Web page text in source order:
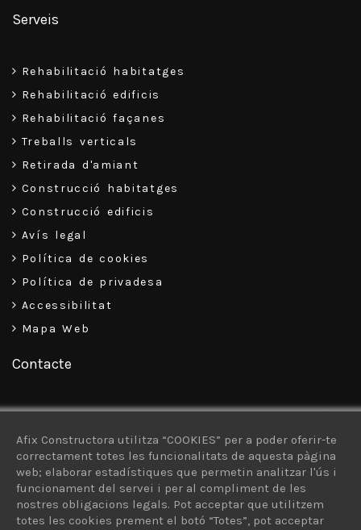
Serveis
Rehabilitació habitatges
Rehabilitació edificis
Rehabilitació façanes
Treballs verticals
Retirada d'amiant
Construcció habitatges
Construcció edificis
Avís legal
Política de cookies
Política de privadesa
Accessibilitat
Mapa Web
Contacte
C\ Pizarro, 34-38, Baixos – 08302 – Mataró
93 757 30 13
616 926 103
afix@afixconstructora.com
Afix Constructora utilitza “COOKIES” per a poder oferir-te
correctament totes les funcionalitats de aquesta pàgina
web; elaborar estadístiques que permetin analitzar l'ús i
funcionament del servei i per al compliment de les
nostres obligacions legals. Pot acceptar que utilitzem
totes les cookies prement el botó “Totes”, pot acceptar